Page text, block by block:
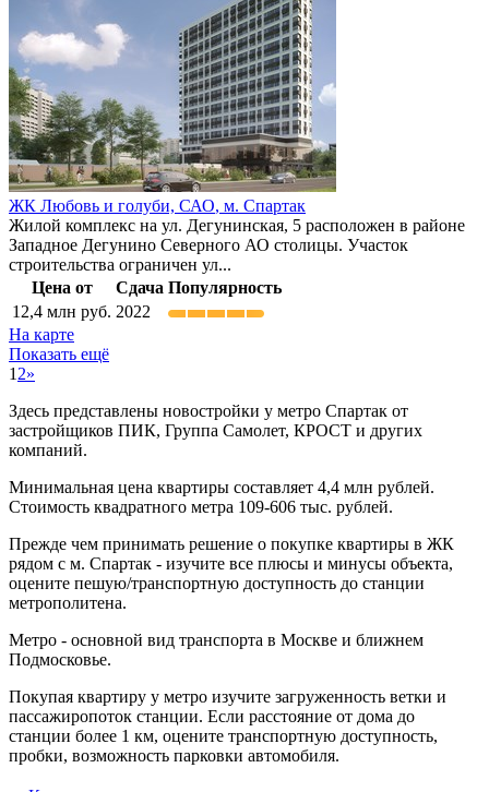
ЖК Любовь и голуби, САО, м. Спартак
Жилой комплекс на ул. Дегунинская, 5 расположен в районе
Западное Дегунино Северного АО столицы. Участок
строительства ограничен ул...
Цена от
Сдача Популярность
12,4 млн руб. 2022
На карте
Показать ещё
1 2»
Здесь представлены новостройки у метро Спартак от
застройщиков ПИК, Группа Самолет, КРОСТ и других
компаний.
Минимальная цена квартиры составляет 4,4 млн рублей.
Стоимость квадратного метра 109-606 тыс. рублей.
Прежде чем принимать решение о покупке квартиры в ЖК
рядом с м. Спартак - изучите все плюсы и минусы объекта,
оцените пешую/транспортную доступность до станции
метрополитена.
Метро - основной вид транспорта в Москве и ближнем
Подмосковье.
Покупая квартиру у метро изучите загруженность ветки и
пассажиропоток станции. Если расстояние от дома до
станции более 1 км, оцените транспортную доступность,
пробки, возможность парковки автомобиля.